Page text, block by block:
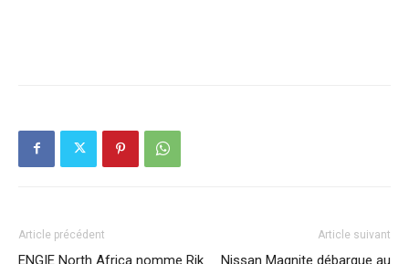
Article précédent
ENGIE North Africa nomme Rik
Article suivant
Nissan Magnite débarque au